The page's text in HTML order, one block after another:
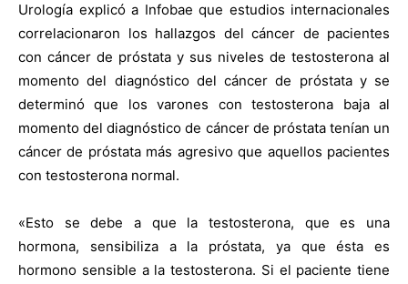
Urología explicó a Infobae que estudios internacionales
correlacionaron los hallazgos del cáncer de pacientes
con cáncer de próstata y sus niveles de testosterona al
momento del diagnóstico del cáncer de próstata y se
determinó que los varones con testosterona baja al
momento del diagnóstico de cáncer de próstata tenían un
cáncer de próstata más agresivo que aquellos pacientes
con testosterona normal.
«Esto se debe a que la testosterona, que es una
hormona, sensibiliza a la próstata, ya que ésta es
hormono sensible a la testosterona. Si el paciente tiene